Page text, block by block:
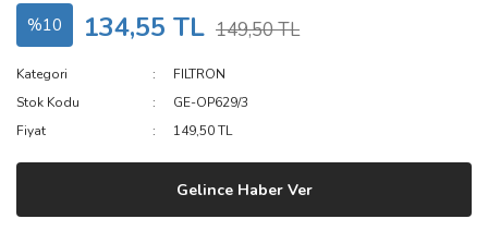
%10 134,55 TL 149,50 TL
Kategori
FILTRON
Stok Kodu
GE-OP629/3
Fiyat
149,50 TL
Gelince Haber Ver